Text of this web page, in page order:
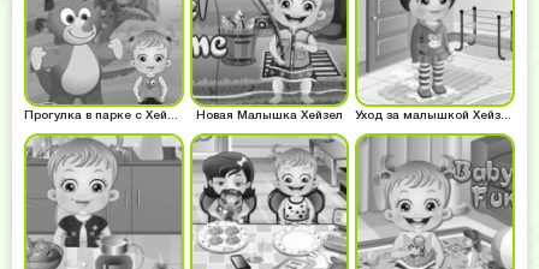
Прогулка в парке с Хейзел Новая Малышка Хейзел Уход за малышкой Хейзел